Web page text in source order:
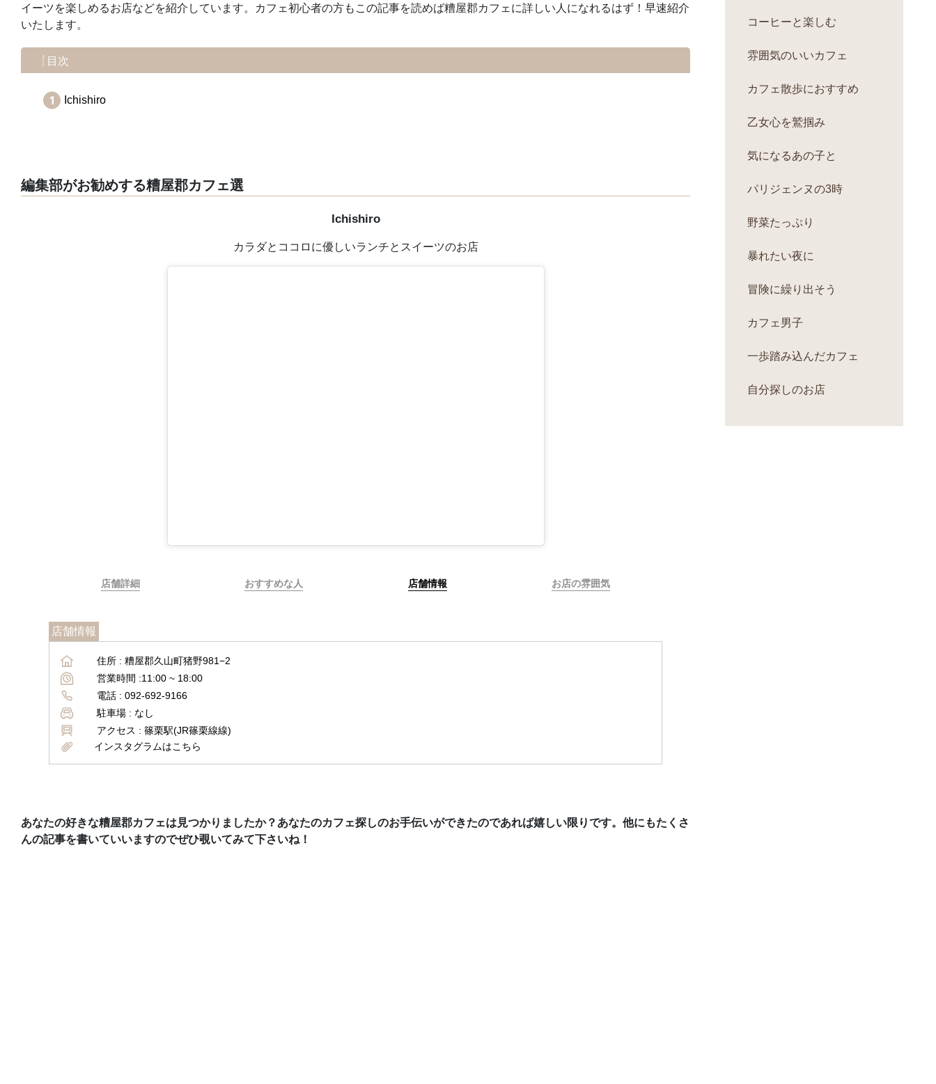
イーツを楽しめるお店などを紹介しています。カフェ初心者の方もこの記事を読めば糟屋郡カフェに詳しい人になれるはず！早速紹介
いたします。
目次
Ichishiro
編集部がお勧めする糟屋郡カフェ選
Ichishiro
カラダとココロに優しいランチとスイーツのお店
店舗詳細 おすすめな人 店舗情報 お店の雰囲気
店舗情報
住所 : 糟屋郡久山町猪野981−2
営業時間 :11:00 ~ 18:00
電話 : 092-692-9166
駐車場 : なし
アクセス : 篠栗駅(JR篠栗線線)
インスタグラムはこちら
あなたの好きな糟屋郡カフェは見つかりましたか？あなたのカフェ探しのお手伝いができたのであれば嬉しい限りです。他にもたくさ
んの記事を書いていいますのでぜひ覗いてみて下さいね！
コーヒーと楽しむ
雰囲気のいいカフェ
カフェ散歩におすすめ
乙女心を鷲掴み
気になるあの子と
パリジェンヌの3時
野菜たっぷり
暴れたい夜に
冒険に繰り出そう
カフェ男子
一歩踏み込んだカフェ
自分探しのお店